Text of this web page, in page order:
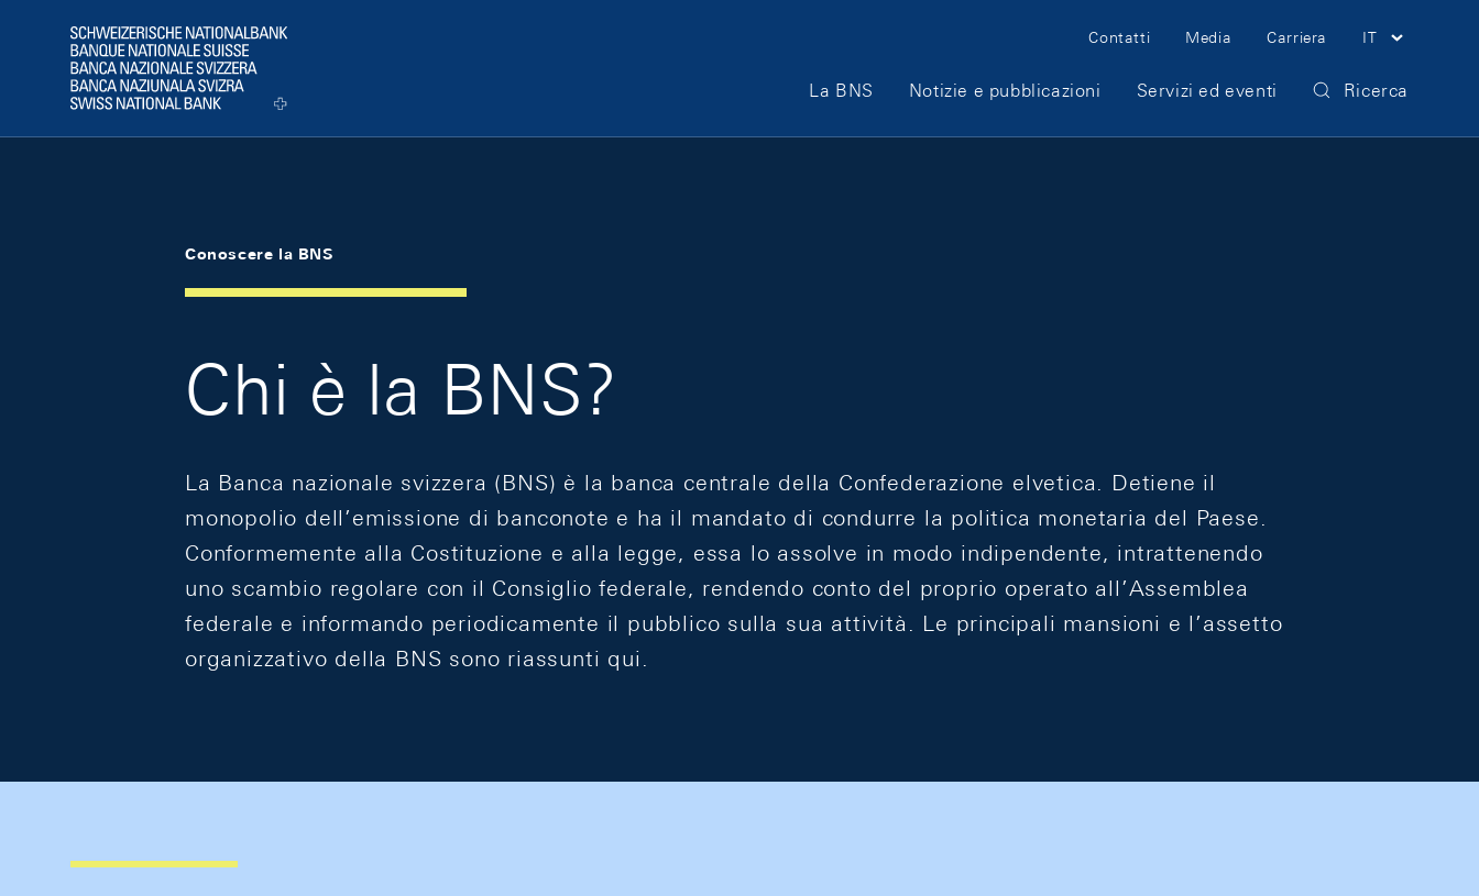
Logo
Meta Navigation
Contatti Media Carriera IT
Main Navigation
La BNS Notizie e pubblicazioni Servizi ed eventi Ricerca
Conoscere la BNS
Chi è la BNS?
La Banca nazionale svizzera (BNS) è la banca centrale della Confederazione elvetica. Detiene il
monopolio dell’emissione di banconote e ha il mandato di condurre la politica monetaria del Paese.
Conformemente alla Costituzione e alla legge, essa lo assolve in modo indipendente, intrattenendo
uno scambio regolare con il Consiglio federale, rendendo conto del proprio operato all’Assemblea
federale e informando periodicamente il pubblico sulla sua attività. Le principali mansioni e l’assetto
organizzativo della BNS sono riassunti qui.